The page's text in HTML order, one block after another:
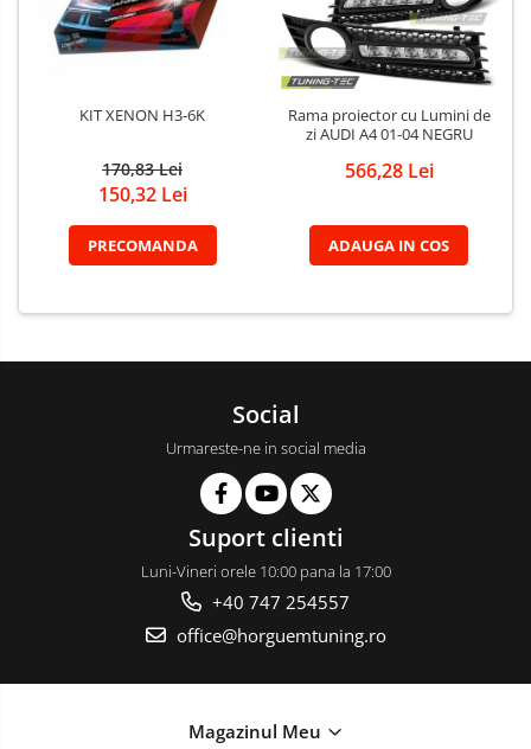
KIT XENON H3-6K
170,83 Lei
150,32 Lei
PRECOMANDA
Rama proiector cu Lumini de
zi AUDI A4 01-04 NEGRU
566,28 Lei
ADAUGA IN COS
Social
Urmareste-ne in social media
Suport clienti
Luni-Vineri orele 10:00 pana la 17:00
+40 747 254557
office@horguemtuning.ro
Magazinul Meu